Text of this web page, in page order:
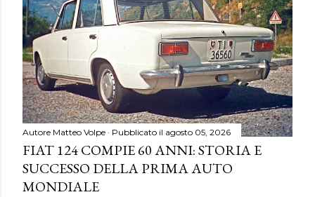
Autore Matteo Volpe Pubblicato il agosto 05, 2026
FIAT 124 COMPIE 60 ANNI: STORIA E
SUCCESSO DELLA PRIMA AUTO
MONDIALE